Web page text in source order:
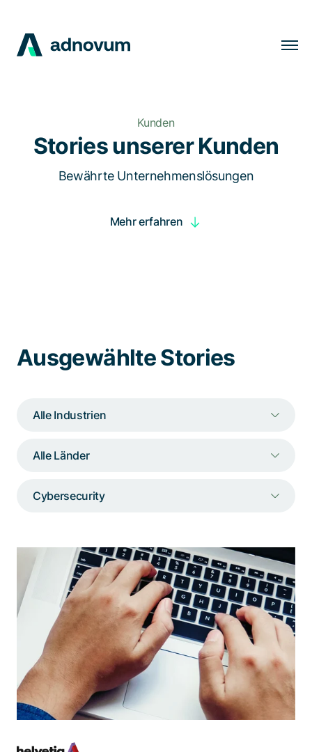
Kunden Kunden
Stories unserer Kunden
Bewährte Unternehmenslösungen
Mehr erfahren
Ausgewählte Stories
Alle Industrien
Alle Länder
Cybersecurity
Sicherer und bequemer Zugriff auf
Applikationen für mehr als 25’000
Nutzende
Ein modernes Sicherheitsportal, das ohne
Einbussen bei Betrieb oder
Benutzerfreundlichkeit selbst den raffiniertesten
Angriffen standhält